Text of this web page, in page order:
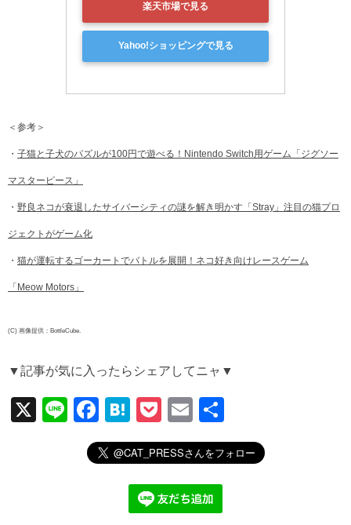
楽天市場で見る
Yahoo!ショッピングで見る
＜参考＞
・ 子猫と子犬のパズルが100円で遊べる！Nintendo Switch用ゲーム「ジグソー
マスターピース」
・ 野良ネコが衰退したサイバーシティの謎を解き明かす「Stray」注目の猫プロ
ジェクトがゲーム化
・ 猫が運転するゴーカートでバトルを展開！ネコ好き向けレースゲーム
「Meow Motors」
(C) 画像提供：BottleCube.
▼記事が気に入ったらシェアしてニャ▼
X
Li
F
a
c
H
at
e
n
a
P
o
ck
et
E
m
ail
有